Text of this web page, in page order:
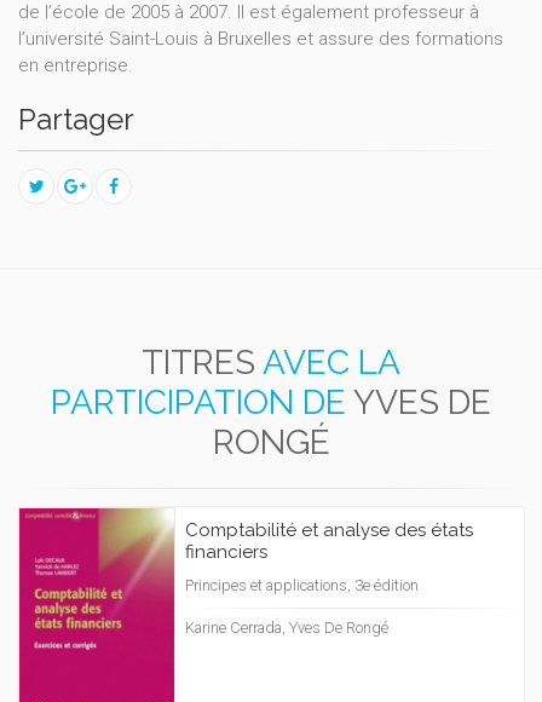
de l’école de 2005 à 2007. Il est également professeur à
l’université Saint-Louis à Bruxelles et assure des formations
en entreprise.
Partager
TITRES AVEC LA
PARTICIPATION DE YVES DE
RONGÉ
Comptabilité et analyse des états
financiers
Principes et applications, 3e édition
Karine Cerrada, Yves De Rongé